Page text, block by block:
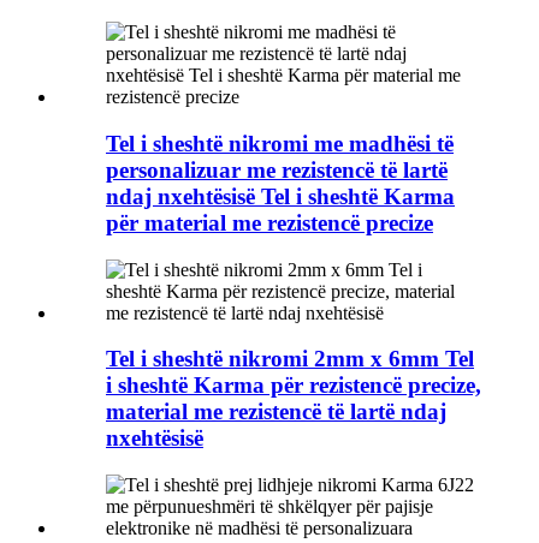
Tel i sheshtë nikromi me madhësi të
personalizuar me rezistencë të lartë
ndaj nxehtësisë Tel i sheshtë Karma
për material me rezistencë precize
Tel i sheshtë nikromi 2mm x 6mm Tel
i sheshtë Karma për rezistencë precize,
material me rezistencë të lartë ndaj
nxehtësisë